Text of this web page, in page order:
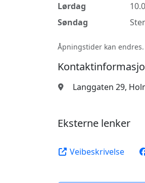
Lørdag
Søndag
Åpningstider kan
Langgaten 29,
Eksterne lenker
Veibeskrivelse